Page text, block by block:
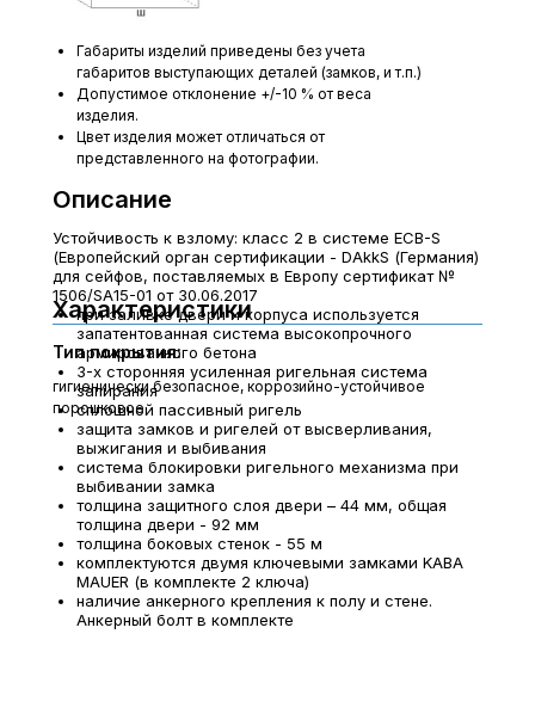
Описание
Устойчивость к взлому: класс 2 в системе ECB-S
(Европейский орган сертификации - DAkkS (Германия)
для сейфов, поставляемых в Европу сертификат №
1506/SA15-01 от 30.06.2017
при заливке двери и корпуса используется
запатентованная система высокопрочного
армированного бетона
3-х сторонняя усиленная ригельная система
запирания
сплошной пассивный ригель
защита замков и ригелей от высверливания,
выжигания и выбивания
система блокировки ригельного механизма при
выбивании замка
толщина защитного слоя двери – 44 мм, общая
толщина двери - 92 мм
толщина боковых стенок - 55 м
комплектуются двумя ключевыми замками KABA
MAUER (в комплекте 2 ключа)
наличие анкерного крепления к полу и стене.
Анкерный болт в комплекте
Габариты изделий приведены без учета
габаритов выступающих деталей (замков, и т.п.)
Допустимое отклонение +/-10 % от веса
изделия.
Цвет изделия может отличаться от
представленного на фотографии.
Характеристики
гигиенически безопасное, коррозийно-устойчивое
порошковое
Тип покрытия: